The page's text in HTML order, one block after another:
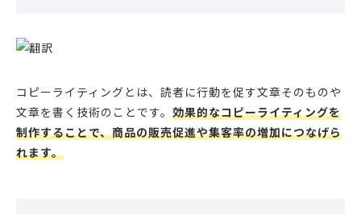
コピーライティングとは、読者に行動を促す文章そのものや
文章を書く技術のことです。 効果的なコピーライティングを
制作することで、商品の販売促進や集客率の増加につなげら
れます。